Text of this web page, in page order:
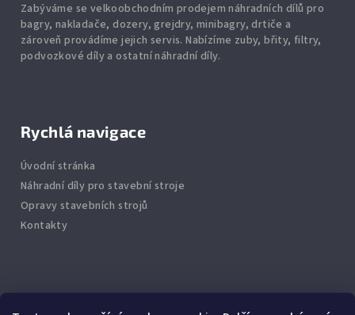
Zabýváme se velkoobchodním prodejem náhradních dílů pro
bagry, nakladače, dozery, grejdry, minibagry, drtiče a
zároveň provádíme jejich servis. Nabízíme zuby,břity,filtry,
podvozkové díly a ostatní náhradní díly.
Rychlá navigace
Úvodní stránka
Náhradní díly pro stavební stroje
Opravy stavebních strojů
Kontakty